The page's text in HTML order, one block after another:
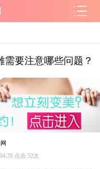
要注意哪些问题？
点击:52次